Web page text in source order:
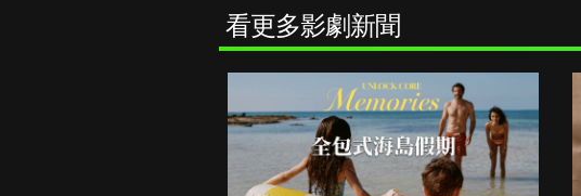
看更多影劇新聞